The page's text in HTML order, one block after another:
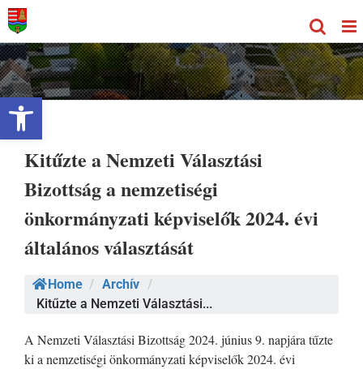
Eszköztár megnyitása
Kihagyás
Kitűzte a Nemzeti Választási
Bizottság a nemzetiségi
önkormányzati képviselők 2024. évi
általános választását
Home / Archív /
Kitűzte a Nemzeti Választási...
A Nemzeti Választási Bizottság 2024. június 9. napjára tűzte
ki a nemzetiségi önkormányzati képviselők 2024. évi